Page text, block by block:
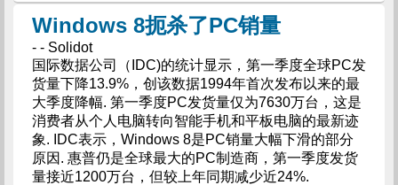
Windows 8扼杀了PC销量
- - Solidot
国际数据公司（IDC)的统计显示，第一季度全球PC发
货量下降13.9%，创该数据1994年首次发布以来的最
大季度降幅. 第一季度PC发货量仅为7630万台，这是
消费者从个人电脑转向智能手机和平板电脑的最新迹
象. IDC表示，Windows 8是PC销量大幅下滑的部分
原因. 惠普仍是全球最大的PC制造商，第一季度发货
量接近1200万台，但较上年同期减少近24%.